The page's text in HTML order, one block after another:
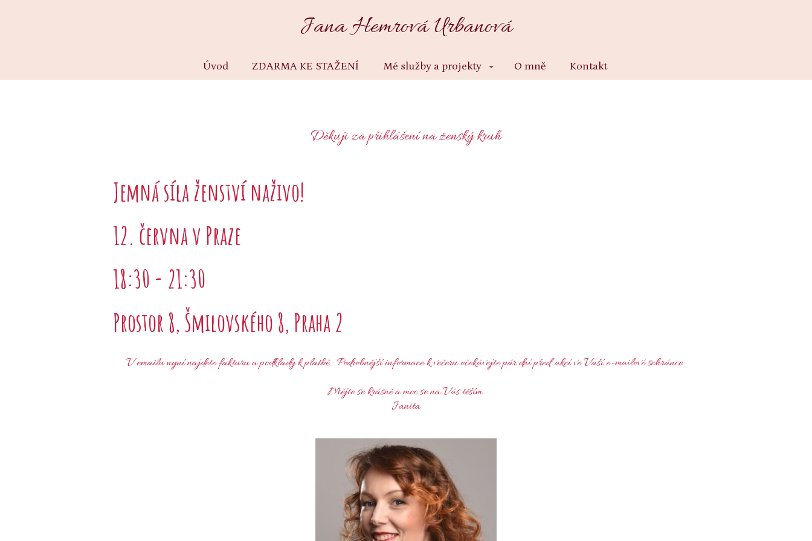
Jana Hemrová Urbanová
Úvod ZDARMA KE STAŽENÍ Mé služby a projekty O mně Kontakt
Děkuji za přihlášení na ženský kruh
Jemná síla ženství naživo!
12. června v Praze
18:30 - 21:30
Prostor 8, Šmilovského 8, Praha 2
V emailu nyní najdete fakturu a podklady k platbě. Podrobnější informace k večeru očekávejte pár dní před akcí ve Vaší e-mailové schránce.
Mějte se krásně a moc se na Vás těším.
Janita